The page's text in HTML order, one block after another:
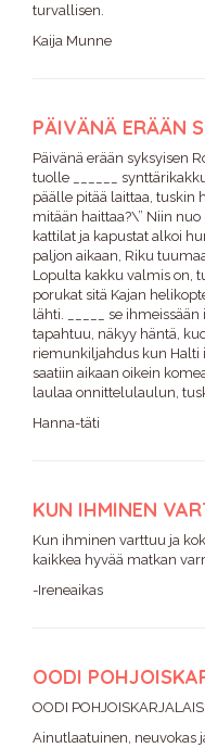
turvallisen.
Kaija Munne
PÄIVÄNÄ ERÄÄN
Päivänä erään syksyisen
tuolle ______
päälle pitää laittaa, tuskin
mitään haittaa?\” Niin
kattilat ja kapustat alkoi
paljon aikaan, Riku
Lopulta kakku valmis on,
porukat sitä Kajan
lähti. _____ se
tapahtuu, näkyy häntä,
riemunkiljahdus kun Halti
saatiin aikaan oikein
laulaa onnittelulaulun,
Hanna-täti
KUN IHMINEN
Kun ihminen varttuu ja
kaikkea hyvää matkan
-Ireneaikas
OODI
OODI
Ainutlaatuinen, neuvokas